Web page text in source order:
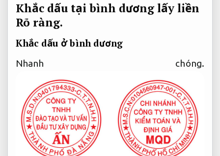
Khắc dấu tại bình dương lấy liền
Rõ ràng.
Khắc dấu ở bình dương
Nhanh chóng.